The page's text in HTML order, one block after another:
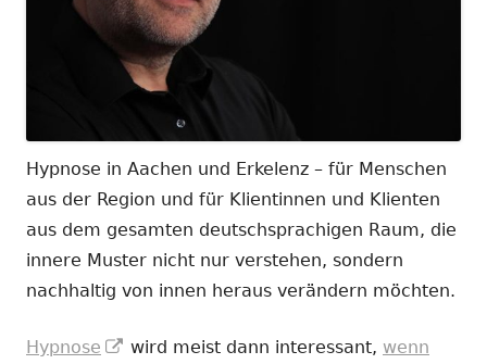
Hypnose in Aachen und Erkelenz – für Menschen
aus der Region und für Klientinnen und Klienten
aus dem gesamten deutschsprachigen Raum, die
innere Muster nicht nur verstehen, sondern
nachhaltig von innen heraus verändern möchten.
Hypnose
In
wird meist dann interessant, wenn